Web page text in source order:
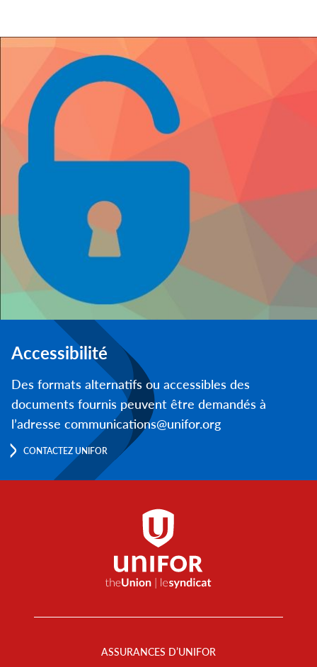
Accessibilité
Des formats alternatifs ou accessibles des
documents fournis peuvent être demandés à
l’adresse communications@unifor.org
CONTACTEZ UNIFOR
ASSURANCES D’UNIFOR